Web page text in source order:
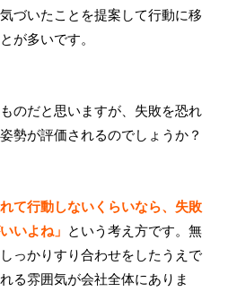
づいたことを提案して行動に移
が多いです。
のだと思いますが、失敗を恐れ
勢が評価されるのでしょうか？
れて行動しないくらいなら、失敗
いよね」
という考え方です。無
っかりすり合わせをしたうえで
る雰囲気が会社全体にありま